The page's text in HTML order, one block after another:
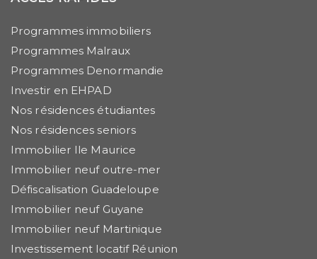
Programmes immobiliers
Programmes Malraux
Programmes Denormandie
Investir en EHPAD
Nos résidences étudiantes
Nos résidences seniors
Immobilier Ile Maurice
Immobilier neuf outre-mer
Défiscalisation Guadeloupe
Immobilier neuf Guyane
Immobilier neuf Martinique
Investissement locatif Réunion